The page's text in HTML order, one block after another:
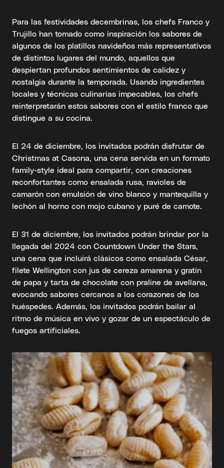
Para las festividades decembrinas, los chefs Franco y
Trujillo han tomado como inspiración los sabores de
algunos de los platillos navideños más representativos
de distintos lugares del mundo, aquellos que
despiertan profundos sentimientos de calidez y
nostalgia durante la temporada. Usando ingredientes
locales y técnicas culinarias impecables, los chefs
reinterpretarán estos sabores con el estilo franco que
distingue a su cocina.
El 24 de diciembre, los invitados podrán disfrutar de
Christmas at Casona, una cena servida en un formato
family-style ideal para compartir, con creaciones
reconfortantes como ensalada rusa, ravioles de
camarón con emulsión de vino blanco y mantequilla y
lechón al horno con mojo cubano y puré de camote.
El 31 de diciembre, los invitados podrán brindar por la
llegada del 2024 con Countdown Under the Stars,
una cena que incluirá clásicos como ensalada César,
filete Wellington con jus de cereza amarena y gratín
de papa y tarta de chocolate con praline de avellana,
evocando sabores cercanos a los corazones de los
huéspedes. Además, los invitados podrán bailar al
ritmo de música en vivo y gozar de un espectáculo de
fuegos artificiales.